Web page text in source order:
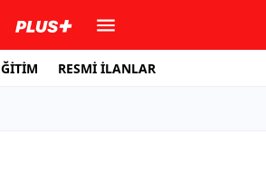
RESMİ İLANLAR